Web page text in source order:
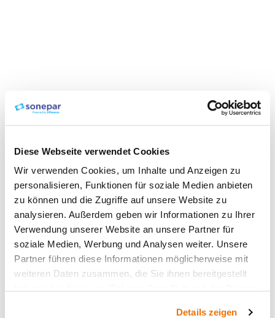
Diese Webseite verwendet Cookies
Wir verwenden Cookies, um Inhalte und Anzeigen zu
personalisieren, Funktionen für soziale Medien anbieten
zu können und die Zugriffe auf unsere Website zu
analysieren. Außerdem geben wir Informationen zu Ihrer
Verwendung unserer Website an unsere Partner für
soziale Medien, Werbung und Analysen weiter. Unsere
Partner führen diese Informationen möglicherweise mit
weiteren Daten zusammen, die Sie ihnen bereitgestellt
Details zeigen